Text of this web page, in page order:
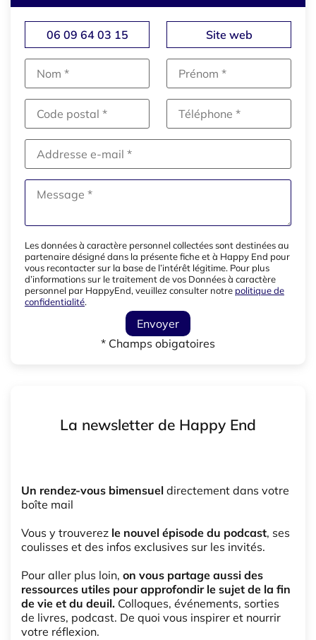
06 09 64 03 15 Site web
Les données à caractère personnel collectées sont destinées au
partenaire désigné dans la présente fiche et à Happy End pour
vous recontacter sur la base de l’intérêt légitime. Pour plus
d’informations sur le traitement de vos Données à caractère
personnel par HappyEnd, veuillez consulter notre politique de
confidentialité.
Envoyer
* Champs obigatoires
La newsletter de Happy End
Un rendez-vous bimensuel directement dans votre
boîte mail
Vous y trouverez le nouvel épisode du podcast, ses
coulisses et des infos exclusives sur les invités.
Pour aller plus loin, on vous partage aussi des
ressources utiles pour approfondir le sujet de la fin
de vie et du deuil. Colloques, événements, sorties
de livres, podcast. De quoi vous inspirer et nourrir
votre réflexion.